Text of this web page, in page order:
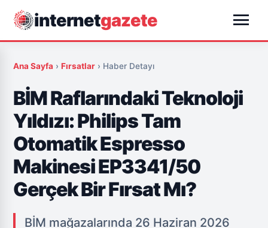
internetgazete menu
Ana Sayfa ›Fırsatlar › Haber Detayı
BİM Raflarındaki Teknoloji
Yıldızı: Philips Tam
Otomatik Espresso
Makinesi EP3341/50
Gerçek Bir Fırsat Mı?
BİM mağazalarında 26 Haziran 2026